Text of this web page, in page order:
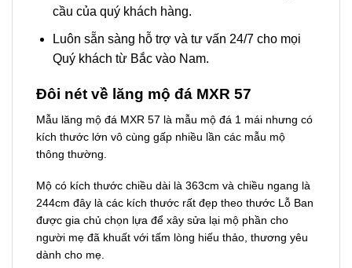
cầu của quý khách hàng.
Luôn sẵn sàng hỗ trợ và tư vấn 24/7 cho mọi
Quý khách từ Bắc vào Nam.
Đôi nét về lăng mộ đá MXR 57
Mẫu lăng mộ đá MXR 57 là mẫu mộ đá 1 mái nhưng có
kích thước lớn vô cùng gấp nhiều lần các mẫu mộ
thông thường.
Mộ có kích thước chiều dài là 363cm và chiều ngang là
244cm đây là các kích thước rất đẹp theo thước Lỗ Ban
được gia chủ chọn lựa để xây sửa lại mộ phần cho
người mẹ đã khuất với tấm lòng hiếu thảo, thương yêu
dành cho mẹ.